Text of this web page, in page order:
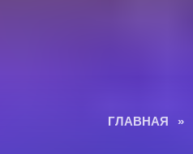
ГЛАВНАЯ »